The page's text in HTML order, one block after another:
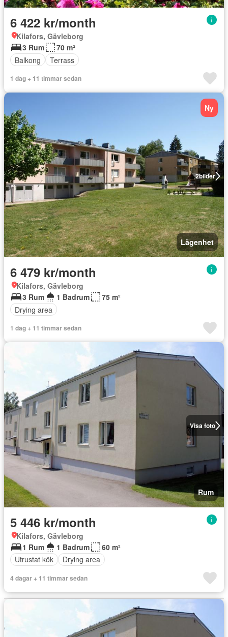
6 422 kr/month
Kilafors, Gävleborg
3 Rum
70 m²
Balkong
Terrass
1 dag + 11 timmar sedan
2bilder
Ny
Lägenhet
6 479 kr/month
Kilafors, Gävleborg
3 Rum
1 Badrum
75 m²
Drying area
1 dag + 11 timmar sedan
Visa foto
Rum
5 446 kr/month
Kilafors, Gävleborg
1 Rum
1 Badrum
60 m²
Utrustat kök
Drying area
4 dagar + 11 timmar sedan